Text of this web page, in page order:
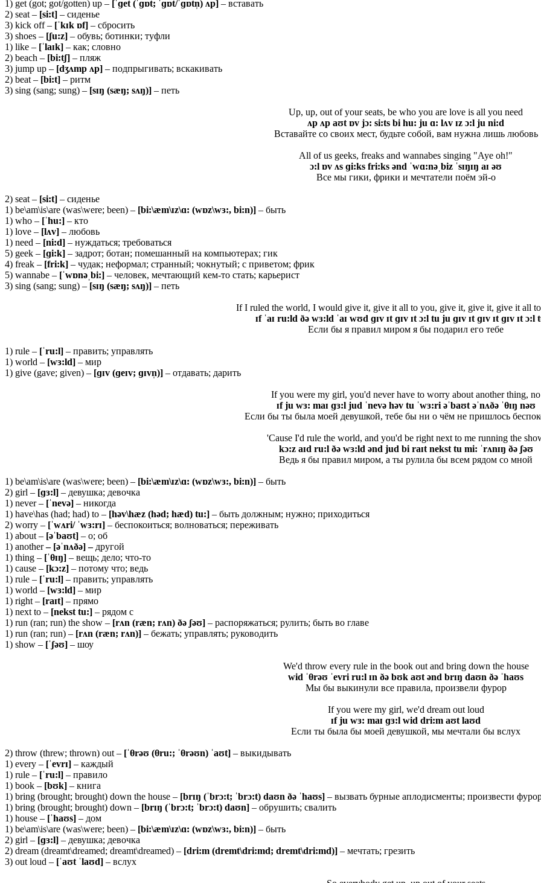
1) get (got; got/gotten) up – [ˈɡet (ˈɡɒt; ˈɡɒt/ˈɡɒtn̩) ʌp] – вставать
2) seat – [si:t] – сиденье
3) kick off – [ˈkɪk ɒf] – сбросить
3) shoes – [ʃu:z] – обувь; ботинки; туфли
1) like – [ˈlaɪk] – как; словно
2) beach – [bi:tʃ] – пляж
3) jump up – [dʒʌmp ʌp] – подпрыгивать; вскакивать
2) beat – [bi:t] – ритм
3) sing (sang; sung) – [sɪŋ (sæŋ; sʌŋ)] – петь
Up, up, out of your seats, be who you are love is all you need
ʌp ʌp aʊt ɒv jɔ: si:ts bi hu: ju ɑ: lʌv ɪz ɔ:l ju ni:d
Вставайте со своих мест, будьте собой, вам нужна лишь любовь
All of us geeks, freaks and wannabes singing "Aye oh!"
ɔ:l ɒv ʌs ɡi:ks fri:ks ənd ˈwɑ:nəˌbiz ˈsɪŋɪŋ aɪ əʊ
Все мы гики, фрики и мечтатели поём эй-о
2) seat – [si:t] – сиденье
1) be\am\is\are (was\were; been) – [bi:\æm\ɪz\ɑ: (wɒz\wɜ:, bi:n)] – быть
1) who – [ˈhu:] – кто
1) love – [lʌv] – любовь
1) need – [ni:d] – нуждаться; требоваться
5) geek – [ɡi:k] – задрот; ботан; помешанный на компьютерах; гик
4) freak – [fri:k] – чудак; неформал; странный; чокнутый; с приветом; фрик
5) wannabe – [ˈwɒnəˌ bi:] – человек, мечтающий кем-то стать; карьерист
3) sing (sang; sung) – [sɪŋ (sæŋ; sʌŋ)] – петь
If I ruled the world, I would give it, give it all to you, give it, give it, give it all
ɪf ˈaɪ ru:ld ðə wɜ:ld ˈaɪ wʊd ɡɪv ɪt ɡɪv ɪt ɔ:l tu ju ɡɪv ɪt ɡɪv ɪt ɡɪv ɪt ɔ:l
Если бы я правил миром я бы подарил его тебе
1) rule – [ˈru:l] – править; управлять
1) world – [wɜ:ld] – мир
1) give (gave; given) – [ɡɪv (ɡeɪv; ɡɪvn̩)] – отдавать; дарить
If you were my girl, you'd never have to worry about another thing, no
ɪf ju wɜ: maɪ ɡɜ:l jud ˈnevə həv tu ˈwɜ:ri əˈbaʊt əˈnʌðə ˈθɪŋ nəʊ
Если бы ты была моей девушкой, тебе бы ни о чём не пришлось
'Cause I'd rule the world, and you'd be right next to me running the
kɔ:z aɪd ru:l ðə wɜ:ld ənd jud bi raɪt nekst tu mi: ˈrʌnɪŋ ðə ʃəʊ
Ведь я бы правил миром, а ты рулила бы всем рядом со мной
1) be\am\is\are (was\were; been) – [bi:\æm\ɪz\ɑ: (wɒz\wɜ:, bi:n)] – быть
2) girl – [ɡɜ:l] – девушка; девочка
1) never – [ˈnevə] – никогда
1) have\has (had; had) to – [həv\hæz (həd; hæd) tu:] – быть должным; нужно; приходиться
2) worry – [ˈwʌri/ ˈwɜ:rɪ] – беспокоиться; волноваться; переживать
1) about – [əˈbaʊt] – о; об
1) another– [əˈnʌðə] –другой
1) thing – [ˈθɪŋ] – вещь; дело; что-то
1) cause – [kɔ:z] – потому что; ведь
1) rule – [ˈru:l] – править; управлять
1) world – [wɜ:ld] – мир
1) right – [raɪt] – прямо
1) next to – [nekst tu:] – рядом с
1) run (ran; run) the show – [rʌn (ræn; rʌn) ðə ʃəʊ] – распоряжаться; рулить; быть во главе
1) run (ran; run) – [rʌn (ræn; rʌn)] – бежать; управлять; руководить
1) show – [ˈʃəʊ] – шоу
We'd throw every rule in the book out and bring down the house
wid ˈθrəʊ ˈevri ru:l ɪn ðə bʊk aʊt ənd brɪŋ daʊn ðə ˈhaʊs
Мы бы выкинули все правила, произвели фурор
If you were my girl, we'd dream out loud
ɪf ju wɜ: maɪ ɡɜ:l wid dri:m aʊt laʊd
Если ты была бы моей девушкой, мы мечтали бы вслух
2) throw (threw; thrown) out – [ˈθrəʊ (θru:; ˈθrəʊn) ˈaʊt] – выкидывать
1) every – [ˈevrɪ] – каждый
1) rule – [ˈru:l] – правило
1) book – [bʊk] – книга
1) bring (brought; brought) down the house – [brɪŋ (ˈbrɔ:t; ˈbrɔ:t) daʊn ðə ˈhaʊs] – вызвать бурные аплодисменты; произвести
1) bring (brought; brought) down – [brɪŋ (ˈbrɔ:t; ˈbrɔ:t) daʊn] – обрушить; свалить
1) house – [ˈhaʊs] – дом
1) be\am\is\are (was\were; been) – [bi:\æm\ɪz\ɑ: (wɒz\wɜ:, bi:n)] – быть
2) girl – [ɡɜ:l] – девушка; девочка
2) dream (dreamt\dreamed; dreamt\dreamed) – [dri:m (dremt\dri:md; dremt\dri:md)] – мечтать; грезить
3) out loud – [ˈaʊt ˈlaʊd] – вслух